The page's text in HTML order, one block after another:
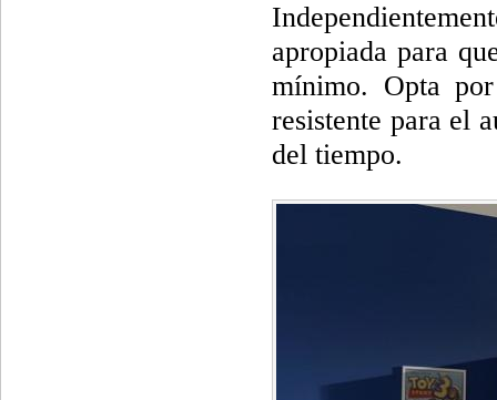
apropiada para
mínimo. Opta
resistente para el
del tiempo.